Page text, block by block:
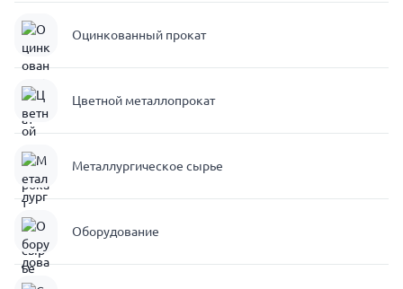
Оцинкованный прокат
Цветной металлопрокат
Металлургическое сырье
Оборудование